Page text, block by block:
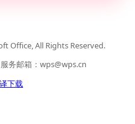
Office, All Rights Reserved.
务邮箱： wps@wps.cn
下载